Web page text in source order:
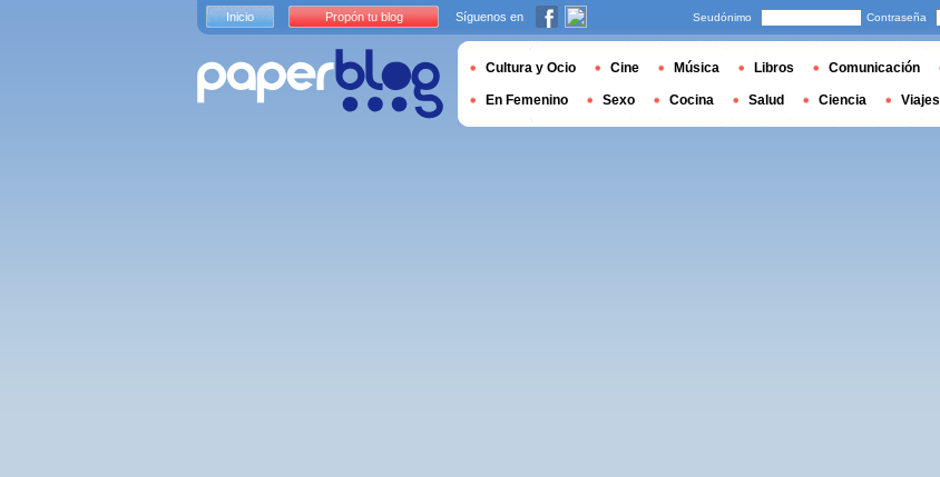
Inicio Propón tu blog Síguenos en Seudónimo Contraseña
Cultura y Ocio Cine Música Libros Comunicación
En Femenino Sexo Cocina Salud Ciencia Viajes